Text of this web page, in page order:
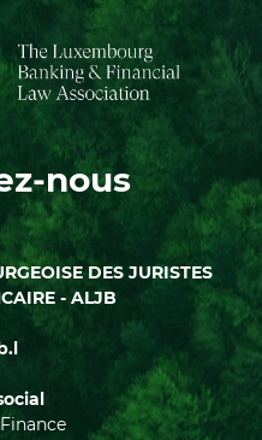
nous
DES JURISTES
- ALJB